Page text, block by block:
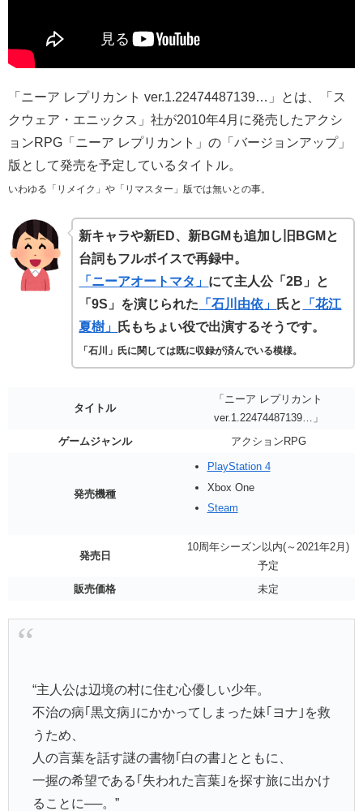
「ニーア レプリカント ver.1.22474487139…」とは、「ス
クウェア・エニックス」社が2010年4月に発売したアクシ
ョンRPG「ニーア レプリカント」の「バージョンアップ」
版として発売を予定しているタイトル。
いわゆる「リメイク」や「リマスター」版では無いとの事。
新キャラや新ED、新BGMも追加し旧 BGMと
台詞もフルボイスで再録中。
「ニーアオートマタ」 にて主人公「2B」と
「9S」を演じられた 「石川由依」 氏と
「花江
夏樹」
氏もちょい役で出演するそうです。
「石川」氏に関しては既に収録が済んでいる模様。
タイトル
「ニーア レプリカント
ver.1.22474487139…」
ゲームジャンル
アクションRPG
発売機種
PlayStation 4
Xbox One
Steam
発売日
10周年シーズン以内(～2021年2月)
予定
販売価格
未定
“主人公は辺境の村に住む心優しい少年。
不治の病｢黒文病｣にかかってしまった妹｢ヨナ｣を救
うため、
人の言葉を話す謎の書物｢白の書｣とともに、
一握の希望である｢失われた言葉｣を探す旅に出かけ
ることに──。”